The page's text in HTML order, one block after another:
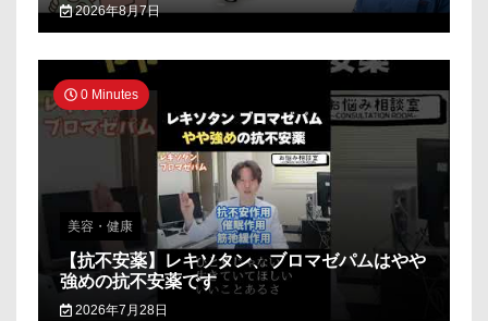
2026年8月7日
0 Minutes
美容・健康
【抗不安薬】レキソタン、ブロマゼパムはやや
強めの抗不安薬です
2026年7月28日